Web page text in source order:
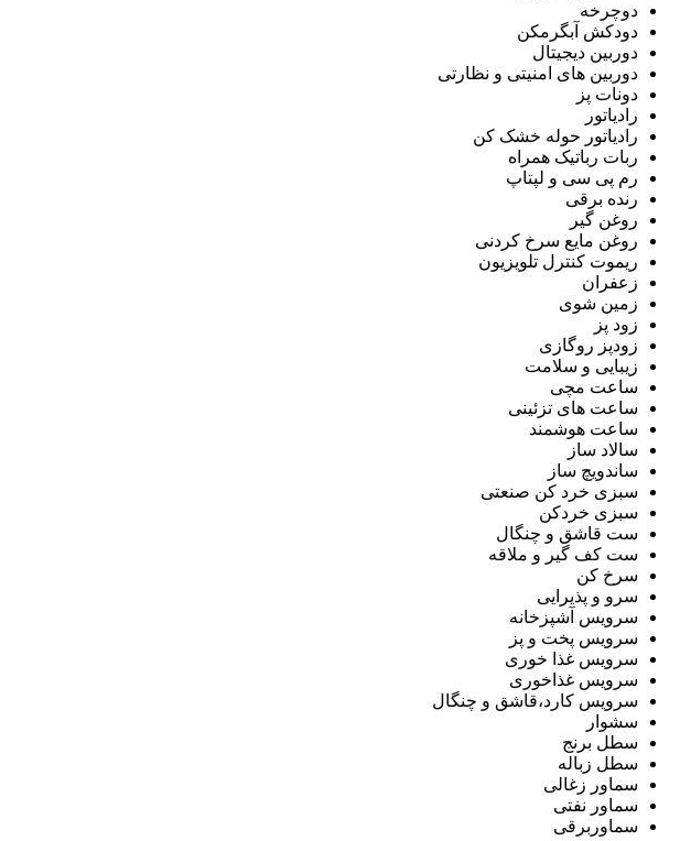
دوچرخه
دودکش آبگرمکن
دوربین دیجیتال
دوربین های امنیتی و نظارتی
دونات پز
رادیاتور
رادیاتور حوله خشک کن
ربات رباتیک همراه
رم پی سی و لپتاپ
رنده برقی
روغن گیر
روغن مایع سرخ کردنی
ریموت کنترل تلویزیون
زعفران
زمین شوی
زود پز
زودپز روگازی
زیبایی و سلامت
ساعت مچی
ساعت های تزئینی
ساعت هوشمند
سالاد ساز
ساندویچ ساز
سبزی خرد کن صنعتی
سبزی خردکن
ست قاشق و چنگال
ست کف گیر و ملاقه
سرخ کن
سرو و پذیرایی
سرویس آشپزخانه
سرویس پخت و پز
سرویس غذا خوری
سرویس غذاخوری
سرویس کارد،قاشق و چنگال
سشوار
سطل برنج
سطل زباله
سماور زغالی
سماور نفتی
سماوربرقی